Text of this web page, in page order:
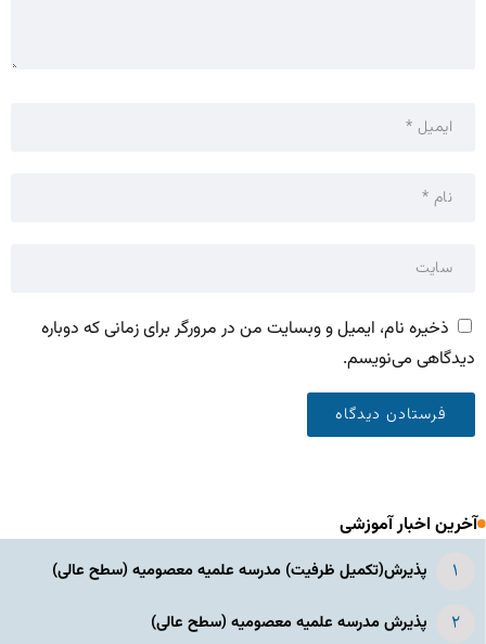
ذخیره نام، ایمیل و وبسایت من در مرورگر برای زمانی که دوباره
دیدگاهی می‌نویسم.
آخرین اخبار آموزشی
پذیرش(تکمیل ظرفیت) مدرسه علمیه معصومیه‌ (سطح عالی)
پذیرش مدرسه علمیه معصومیه‌ (سطح عالی)